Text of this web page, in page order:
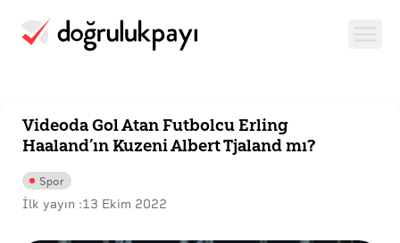
Videoda Gol Atan Futbolcu Erling
Haaland’ın Kuzeni Albert Tjaland mı?
Spor
İlk yayın :13 Ekim 2022